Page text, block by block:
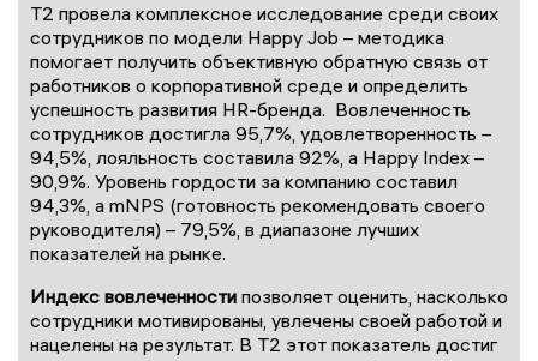
Т2 провела комплексное исследование среди своих
сотрудников по модели Happy Job – методика
помогает получить объективную обратную связь от
работников о корпоративной среде и определить
успешность развития HR-бренда. Вовлеченность
сотрудников достигла 95,7%, удовлетворенность –
94,5%, лояльность составила 92%, а Happy Index –
90,9%. Уровень гордости за компанию составил
94,3%, а mNPS (готовность рекомендовать своего
руководителя) – 79,5%, в диапазоне лучших
показателей на рынке.
Индекс вовлеченности позволяет оценить, насколько
сотрудники мотивированы, увлечены своей работой и
нацелены на результат. В Т2 этот показатель достиг